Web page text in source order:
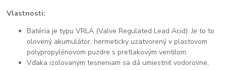
Vlastnosti:
Batéria je typu VRLA (Valve Regulated Lead Acid). Je to to
olovený akumulátor, hermeticky uzatvorený v plastovom
polypropylénovom puzdre s pretlakovým ventilom.
Vďaka izolovaným tesneniam sa dá umiestniť vodorovne,